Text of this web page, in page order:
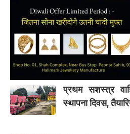
प्रथम सशस्त्र
स्थापना दिवस,